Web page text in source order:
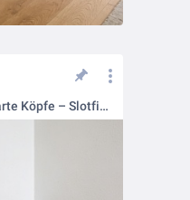
Clevere Flächen für smarte Köpfe – Slotfix in Schulen und Kitas